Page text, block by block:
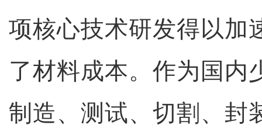
项核心技术研发得以加
了材料成本。作为国内
制造、测试、切割、封